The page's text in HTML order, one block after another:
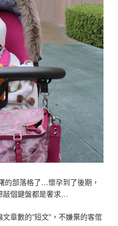
部落格了…懷孕到了後期，
敲個鍵盤都是奢求…
章數的”短文”，不嫌棄的客倌